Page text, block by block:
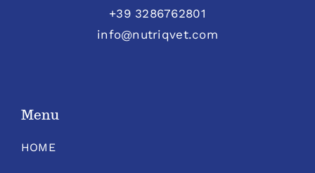
+39 3286762801
info@nutriqvet.com
Menu
HOME